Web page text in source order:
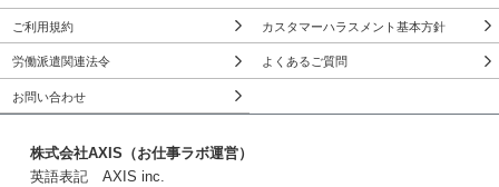
ご利用規約 カスタマーハラスメント基本方針
労働派遣関連法令 よくあるご質問
お問い合わせ
株式会社AXIS（お仕事ラボ運営）
英語表記 AXIS inc.